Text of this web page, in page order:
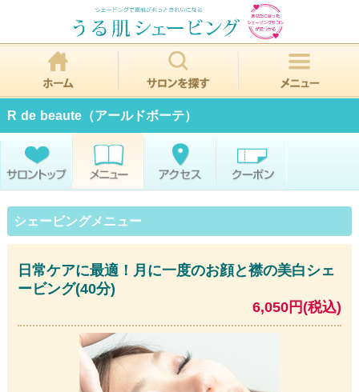
R de beaute（アールドボーテ）
シェービングメニュー
日常ケアに最適！月に一度のお顔と襟の美白シェ
ービング(40分)
6,050円(税込)